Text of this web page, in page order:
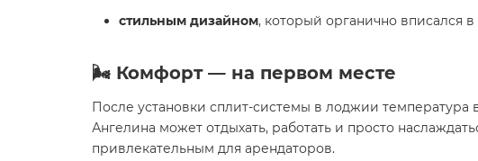
стильным дизайном, который органично вписался
🌬 Комфорт — на первом месте
После установки сплит-системы в лоджии
Ангелина может отдыхать, работать и просто
привлекательным для арендаторов.